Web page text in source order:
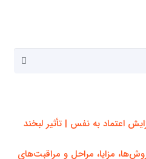
اعتماد به نفس | تأثیر لبخند
مزایا، مراحل و مراقبت‌های